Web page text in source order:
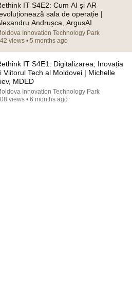
copilul cuminte care a
#ADN07
IT S4E2: Cum AI și AR
sala de operație |
Andrușca, ArgusAI
Innovation Technology Park
views • 5 months ago
IT S4E1: Digitalizarea, Inovația
Viitorul Tech al Moldovei | Michelle
MDED
Innovation Technology Park
views • 6 months ago